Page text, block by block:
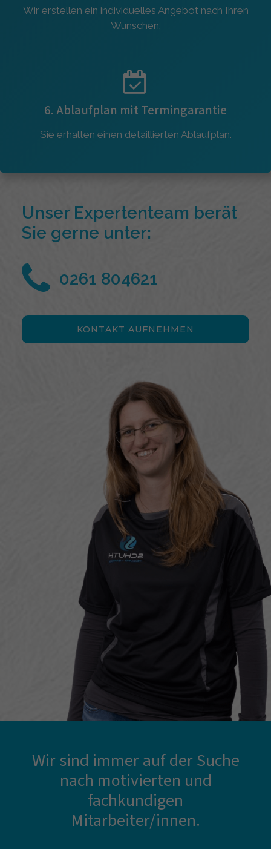
Wir erstellen ein individuelles Angebot nach Ihren
Wünschen.
6. Ablaufplan mit Termingarantie
Sie erhalten einen detaillierten Ablaufplan.
Unser Expertenteam berät
Sie gerne unter:
0261 804621
KONTAKT AUFNEHMEN
Wir sind immer auf der Suche
nach motivierten und
fachkundigen
Mitarbeiter/innen.